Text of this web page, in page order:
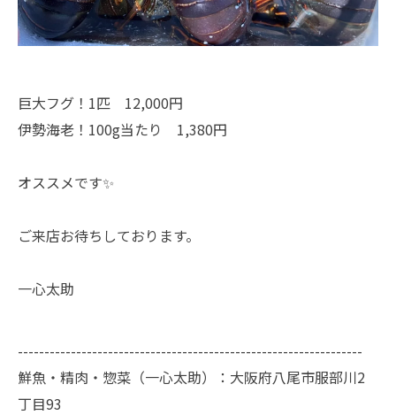
巨大フグ！1匹 12,000円
伊勢海老！100g当たり 1,380円
オススメです✨
ご来店お待ちしております。
一心太助
-----------------------------------------------------------------
鮮魚・精肉・惣菜（一心太助）：大阪府八尾市服部川2
丁目93